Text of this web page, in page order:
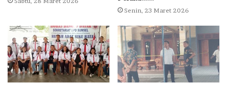
Senin, 23 Maret 2026